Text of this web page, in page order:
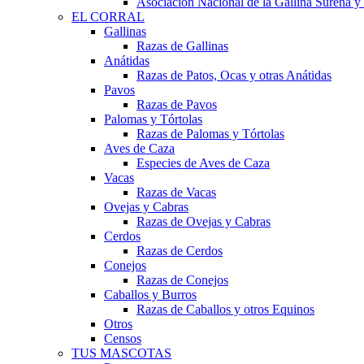
EL CORRAL
Gallinas
Razas de Gallinas
Anátidas
Razas de Patos, Ocas y otras Anátidas
Pavos
Razas de Pavos
Palomas y Tórtolas
Razas de Palomas y Tórtolas
Aves de Caza
Especies de Aves de Caza
Vacas
Razas de Vacas
Ovejas y Cabras
Razas de Ovejas y Cabras
Cerdos
Razas de Cerdos
Conejos
Razas de Conejos
Caballos y Burros
Razas de Caballos y otros Equinos
Otros
Censos
TUS MASCOTAS